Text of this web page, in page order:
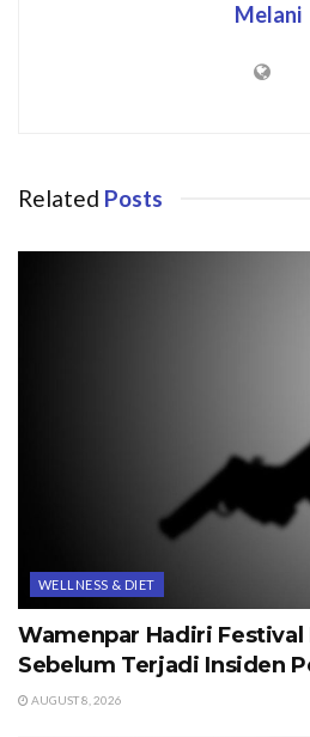
Melani
Related Posts
WELLNESS & DIET
Wamenpar Hadiri
Sebelum Terjadi Insiden
AUGUST 8, 2026